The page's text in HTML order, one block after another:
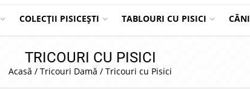
COLECȚII PISICEȘTI TABLOURI CU PISICI CĂNI
TRICOURI CU PISICI
Acasă / Tricouri Damă / Tricouri cu Pisici